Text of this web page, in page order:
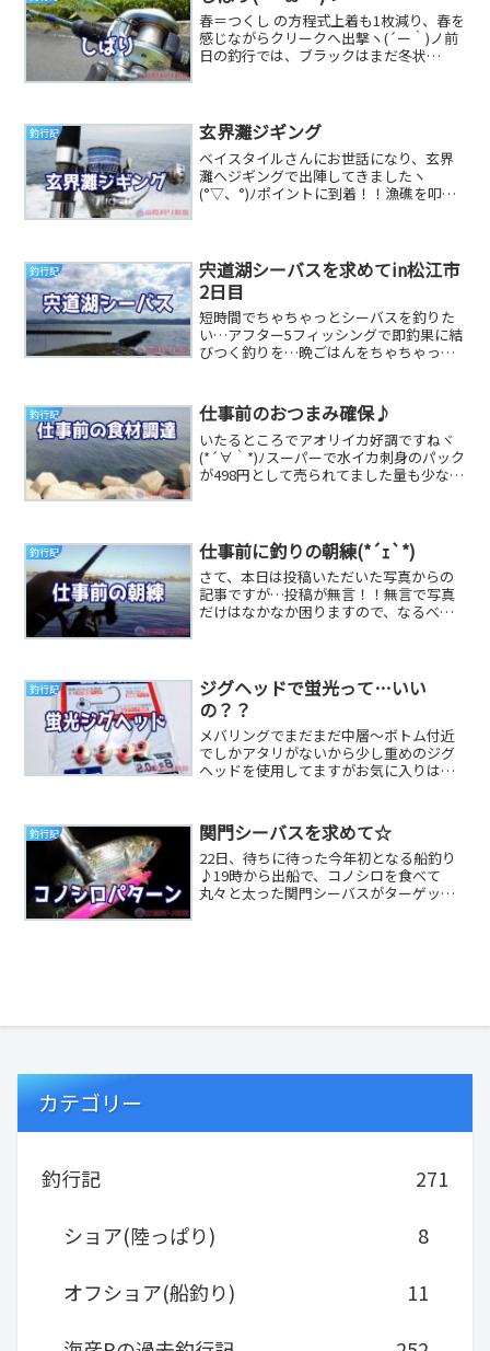
春＝つくし の方程式上着も1枚減り、春を
感じながらクリークへ出撃ヽ(´ー｀)ノ前
日の釣行では、ブラックはまだ冬状
釣行記 玄界灘ジギング
ベイスタイルさんにお世話になり、玄界
灘へジギングで出陣してきましたヽ
(°▽、°)ﾉポイントに到着！！漁礁を叩い
釣行記
宍道湖シーバスを求めてin松江市
2日目
短時間でちゃちゃっとシーバスを釣りた
い…アフター5フィッシングで即釣果に結
びつく釣りを…晩ごはんをちゃちゃっと
釣行記 仕事前のおつまみ確保♪
いたるところでアオリイカ好調ですねヾ
(*´∀｀*)ﾉスーパーで水イカ刺身のパック
が498円として売られてました量も少ない
釣行記 仕事前に釣りの朝練(*´ｪ`*)
さて、本日は投稿いただいた写真からの
記事ですが…投稿が無言！！無言で写真
だけはなかなか困りますので、なるべく
釣行記
ジグヘッドで蛍光って…いい
の？？
メバリングでまだまだ中層～ボトム付近
でしかアタリがないから少し重めのジグ
ヘッドを使用してますがお気に入りはこ
釣行記 関門シーバスを求めて☆
22日、待ちに待った今年初となる船釣り
♪19時から出船で、コノシロを食べて
丸々と太った関門シーバスがターゲット
カテゴリー
釣行記
271
ショア(陸っぱり)
8
オフショア(船釣り)
11